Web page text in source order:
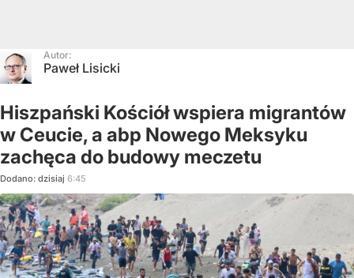
Autor:
Paweł Lisicki
Hiszpański Kościół wspiera migrantów
w Ceucie, a abp Nowego Meksyku
zachęca do budowy meczetu
Dodano: dzisiaj 6:45